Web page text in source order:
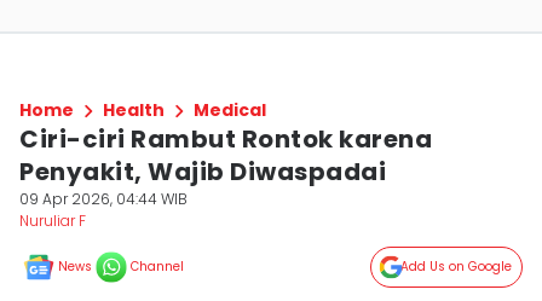
Home Health Medical
Ciri-ciri Rambut Rontok karena
Penyakit, Wajib Diwaspadai
09 Apr 2026, 04:44 WIB
Nuruliar F
News Channel Add Us on Google